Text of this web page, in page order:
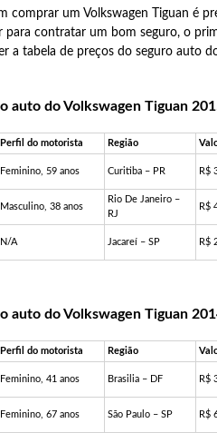
comprar um Volkswagen Tiguan é
para contratar um bom seguro, o
a tabela de preços do seguro auto
auto do Volkswagen Tiguan
Perfil do motorista Região
Feminino, 59 anos Curitiba – PR R$
Masculino, 38 anos
Rio De Janeiro –
RJ
R$
N/A Jacareí – SP R$
auto do Volkswagen Tiguan
Perfil do motorista Região
Feminino, 41 anos Brasilia – DF R$
Feminino, 67 anos São Paulo – SP R$